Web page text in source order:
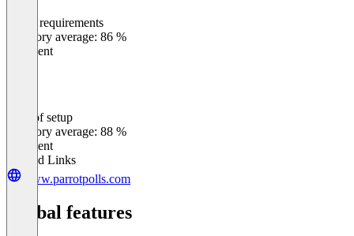
Meets requirements
Category average: 86 %
Excellent
Ease of setup
Category average: 88 %
Excellent
Related Links
www.parrotpolls.com
Global features